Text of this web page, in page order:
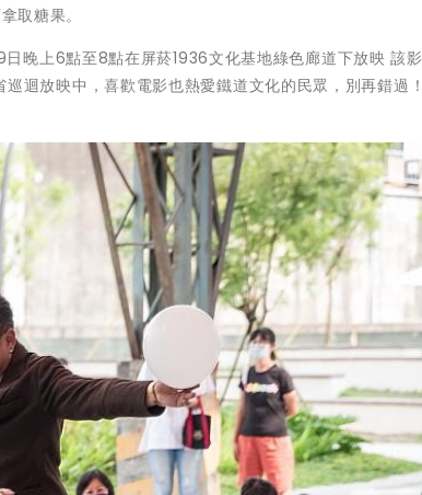
取糖果。
晚上6點至8點在屏菸1936文化基地綠色廊道下放映 該影
迴放映中，喜歡電影也熱愛鐵道文化的民眾，別再錯過！